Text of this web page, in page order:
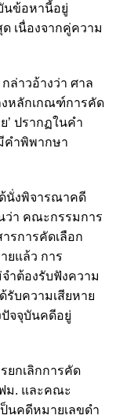
นข้อหานี้อยู่
เนื่องจากคู่ความ
ล่าวอ้างว่า ศาล
งหลักเกณฑ์การคัด
’ ปรากฏในคำ
คำพิพากษา
ด้นั่งพิจารณาคดี
ว่า คณะกรรมการ
รการคัดเลือก
ยแล้ว การ
ำต้องรับฟังความ
รับความเสียหาย
ปัจจุบันคดีอยู่
ยกเลิกการคัด
ฟม. และคณะ
นคดีหมายเลขดำ